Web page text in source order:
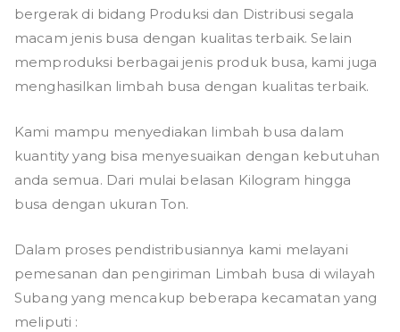
bergerak di bidang Produksi dan Distribusi segala
macam jenis busa dengan kualitas terbaik. Selain
memproduksi berbagai jenis produk busa, kami juga
menghasilkan limbah busa dengan kualitas terbaik.
Kami mampu menyediakan limbah busa dalam
kuantity yang bisa menyesuaikan dengan kebutuhan
anda semua. Dari mulai belasan Kilogram hingga
busa dengan ukuran Ton.
Dalam proses pendistribusiannya kami melayani
pemesanan dan pengiriman Limbah busa di wilayah
Subang yang mencakup beberapa kecamatan yang
meliputi :